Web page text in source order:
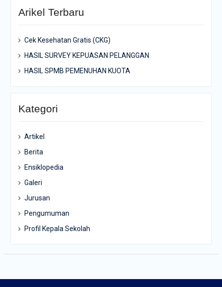
Arikel Terbaru
Cek Kesehatan Gratis (CKG)
HASIL SURVEY KEPUASAN PELANGGAN
HASIL SPMB PEMENUHAN KUOTA
Kategori
Artikel
Berita
Ensiklopedia
Galeri
Jurusan
Pengumuman
Profil Kepala Sekolah